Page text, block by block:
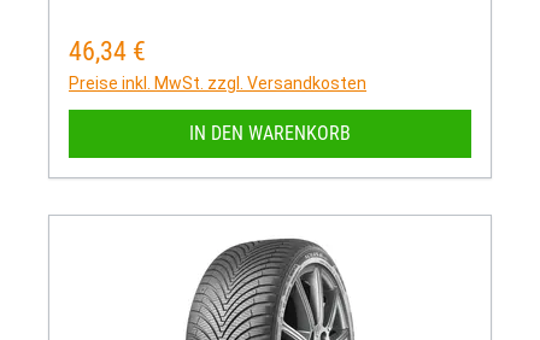
Regulärer Preis:
46,34 €
Preise inkl. MwSt. zzgl. Versandkosten
IN DEN WARENKORB